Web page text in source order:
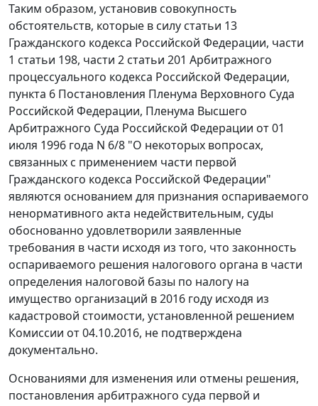
Таким образом, установив совокупность
обстоятельств, которые в силу статьи 13
Гражданского кодекса Российской Федерации, части
1 статьи 198, части 2 статьи 201 Арбитражного
процессуального кодекса Российской Федерации,
пункта 6 Постановления Пленума Верховного Суда
Российской Федерации, Пленума Высшего
Арбитражного Суда Российской Федерации от 01
июля 1996 года N 6/8 "О некоторых вопросах,
связанных с применением части первой
Гражданского кодекса Российской Федерации"
являются основанием для признания оспариваемого
ненормативного акта недействительным, суды
обоснованно удовлетворили заявленные
требования в части исходя из того, что законность
оспариваемого решения налогового органа в части
определения налоговой базы по налогу на
имущество организаций в 2016 году исходя из
кадастровой стоимости, установленной решением
Комиссии от 04.10.2016, не подтверждена
документально.
Основаниями для изменения или отмены решения,
постановления арбитражного суда первой и